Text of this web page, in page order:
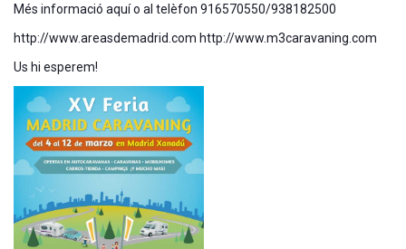
Més informació aquí o al telèfon 916570550/938182500
http://www.areasdemadrid.com http://www.m3caravaning.com
Us hi esperem!